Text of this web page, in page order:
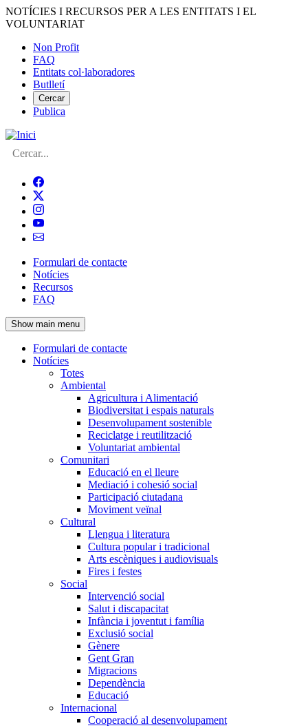
Vés
al
NOTÍCIES I RECURSOS PER A LES ENTITATS I EL
VOLUNTARIAT
Menú
del
compte
d'usuari
Non Profit
FAQ
Entitats col·laboradores
Butlletí
Cercar
Publica
Cerca
Navegació
principal
de
l'encapçalament
Formulari de contacte
Notícies
Recursos
FAQ
Show main menu
Navegació
principal
Formulari de contacte
Notícies
Totes
Ambiental
Agricultura i Alimentació
Biodiversitat i espais naturals
Desenvolupament sostenible
Reciclatge i reutilització
Voluntariat ambiental
Comunitari
Educació en el lleure
Mediació i cohesió social
Participació ciutadana
Moviment veïnal
Cultural
Llengua i literatura
Cultura popular i tradicional
Arts escèniques i audiovisuals
Fires i festes
Social
Intervenció social
Salut i discapacitat
Infància i joventut i família
Exclusió social
Gènere
Gent Gran
Migracions
Dependència
Educació
Internacional
Cooperació al desenvolupament